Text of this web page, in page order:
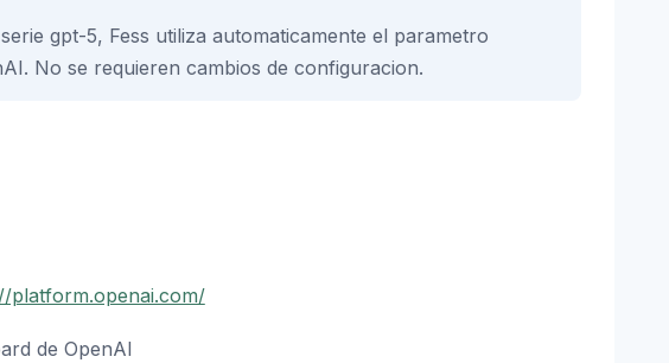
gpt-5, Fess utiliza automaticamente el parametro
No se requieren cambios de configuracion.
platform.openai.com/
de OpenAI